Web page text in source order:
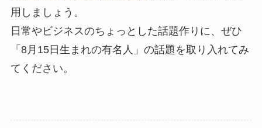
用しましょう。
日常やビジネスのちょっとした話題作りに、ぜひ
「8月15日生まれの有名人」の話題を取り入れてみ
てください。